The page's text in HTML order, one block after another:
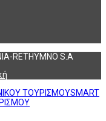
RETHYMNO S.A
SMART